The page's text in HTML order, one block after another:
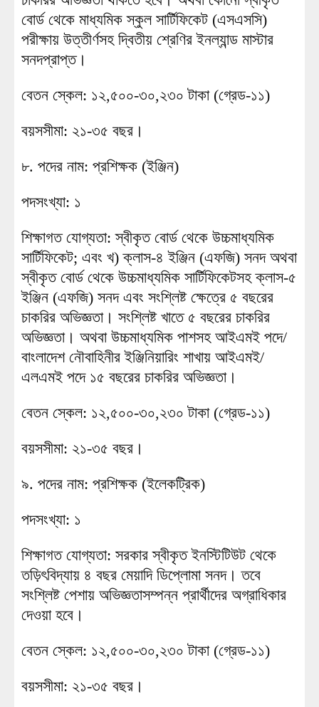
বোর্ড থেকে মাধ্যমিক স্কুল সার্টিফিকেট (এসএসসি)
পরীক্ষায় উত্তীর্ণসহ দ্বিতীয় শ্রেণির ইনল্যান্ড মাস্টার
সনদপ্রাপ্ত।
বেতন স্কেল: ১২,৫০০-৩০,২৩০ টাকা (গ্রেড-১১)
বয়সসীমা: ২১-৩৫ বছর।
৮. পদের নাম: প্রশিক্ষক (ইঞ্জিন)
পদসংখ্যা: ১
শিক্ষাগত যোগ্যতা: স্বীকৃত বোর্ড থেকে উচ্চমাধ্যমিক
সার্টিফিকেট; এবং খ) ক্লাস-৪ ইঞ্জিন (এফজি) সনদ অথবা
স্বীকৃত বোর্ড থেকে উচ্চমাধ্যমিক সার্টিফিকেটসহ ক্লাস-৫
ইঞ্জিন (এফজি) সনদ এবং সংশ্লিষ্ট ক্ষেত্রে ৫ বছরের
চাকরির অভিজ্ঞতা। সংশ্লিষ্ট খাতে ৫ বছরের চাকরির
অভিজ্ঞতা। অথবা উচ্চমাধ্যমিক পাশসহ আইএমই পদে/
বাংলাদেশ নৌবাহিনীর ইঞ্জিনিয়ারিং শাখায় আইএমই/
এলএমই পদে ১৫ বছরের চাকরির অভিজ্ঞতা।
বেতন স্কেল: ১২,৫০০-৩০,২৩০ টাকা (গ্রেড-১১)
বয়সসীমা: ২১-৩৫ বছর।
৯. পদের নাম: প্রশিক্ষক (ইলেকট্রিক)
পদসংখ্যা: ১
শিক্ষাগত যোগ্যতা: সরকার স্বীকৃত ইনস্টিটিউট থেকে
তড়িৎবিদ্যায় ৪ বছর মেয়াদি ডিপ্লোমা সনদ। তবে
সংশ্লিষ্ট পেশায় অভিজ্ঞতাসম্পন্ন প্রার্থীদের অগ্রাধিকার
দেওয়া হবে।
বেতন স্কেল: ১২,৫০০-৩০,২৩০ টাকা (গ্রেড-১১)
বয়সসীমা: ২১-৩৫ বছর।